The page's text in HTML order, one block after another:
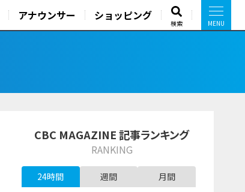
アナウンサー ショッピング
検索
CBC MAGAZINE 記事ランキング
RANKING
24時間 週間 月間